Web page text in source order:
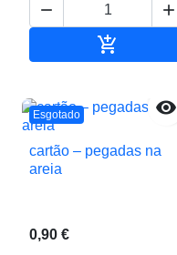
 

Esgotado 
cartão – pegadas na
areia
0,90 €